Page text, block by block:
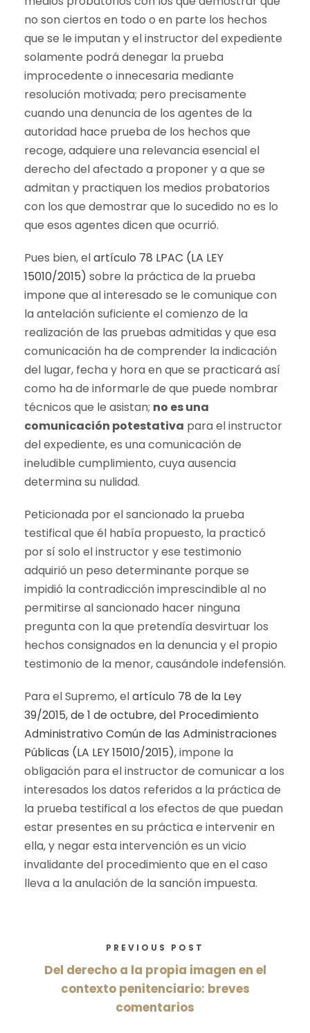
no son ciertos en todo o en parte los hechos
que se le imputan y el instructor del expediente
solamente podrá denegar la prueba
improcedente o innecesaria mediante
resolución motivada; pero precisamente
cuando una denuncia de los agentes de la
autoridad hace prueba de los hechos que
recoge, adquiere una relevancia esencial el
derecho del afectado a proponer y a que se
admitan y practiquen los medios probatorios
con los que demostrar que lo sucedido no es lo
que esos agentes dicen que ocurrió.
Pues bien, elartículo 78 LPAC (LA LEY
15010/2015) sobre la práctica de la prueba
impone que al interesado se le comunique con
la antelación suficiente el comienzo de la
realización de las pruebas admitidas y que esa
comunicación ha de comprender la indicación
del lugar, fecha y hora en que se practicará así
como ha de informarle de que puede nombrar
técnicos que le asistan; no es una
comunicación potestativa para el instructor
del expediente, es una comunicación de
ineludible cumplimiento, cuya ausencia
determina su nulidad.
Peticionada por el sancionado la prueba
testifical que él había propuesto, la practicó
por sí solo el instructor y ese testimonio
adquirió un peso determinante porque se
impidió la contradicción imprescindible al no
permitirse al sancionado hacer ninguna
pregunta con la que pretendía desvirtuar los
hechos consignados en la denuncia y el propio
testimonio de la menor, causándole indefensión.
Para el Supremo, elartículo 78 de la Ley
39/2015, de 1 de octubre, del Procedimiento
Administrativo Común de las Administraciones
Públicas (LA LEY 15010/2015), impone la
obligación para el instructor de comunicar a los
interesados los datos referidos a la práctica de
la prueba testifical a los efectos de que puedan
estar presentes en su práctica e intervenir en
ella, y negar esta intervención es un vicio
invalidante del procedimiento que en el caso
lleva a la anulación de la sanción impuesta.
PREVIOUS POST
Del derecho a la propia imagen en el
contexto penitenciario: breves
comentarios